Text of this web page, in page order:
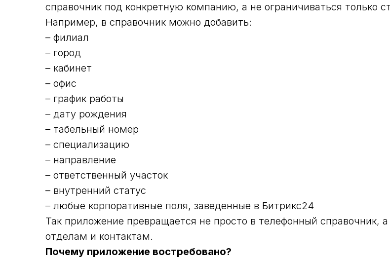
справочник под конкретную компанию, а не ограничиваться только
Например, в справочник можно добавить:
– филиал
– город
– кабинет
– офис
– график работы
– дату рождения
– табельный номер
– специализацию
– направление
– ответственный участок
– внутренний статус
– любые корпоративные поля, заведенные в Битрикс24
Так приложение превращается не просто в телефонный справочник,
отделам и контактам.
Почему приложение востребовано?